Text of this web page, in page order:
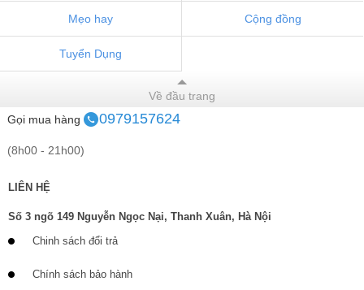
Mẹo hay Cộng đồng
Tuyển Dụng
Về đầu trang
Gọi mua hàng
0979157624
(8h00 - 21h00)
LIÊN HỆ
Số 3 ngõ 149 Nguyễn Ngọc Nại, Thanh Xuân, Hà Nội
Chinh sách đổi trả
Chính sách bảo hành